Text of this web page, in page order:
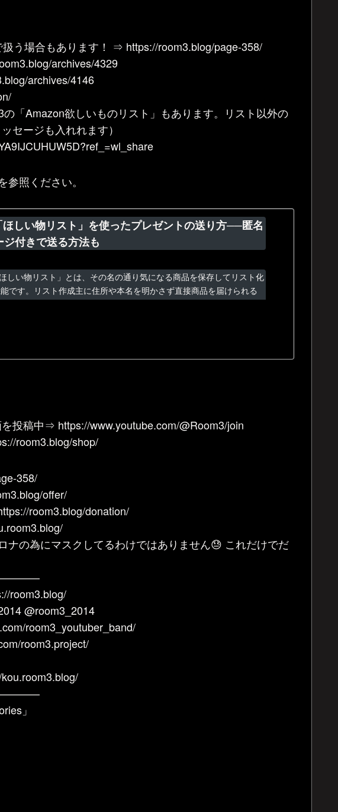
う場合もあります！ ⇒ https://room3.blog/page-358/
archives/4329
archives/4146
「Amazon欲しいものリスト」もあります。リスト以外の
セージも入れれます）
照ください。
しい物リスト」を使ったプレゼントの送り方──匿名
ジ付きで送る方法も
しい物リスト」とは、その名の通り気になる商品を保存してリスト化
です。リスト作成主に住所や本名を明かさず直接商品を届けられる
はもちろん、SNSやオンラインゲーム上でしか接点がない人にもプ
投稿中⇒ https://www.youtube.com/@Room3/join
room3.blog/shop/
358/
offer/
room3.blog/donation/
ナの為にマスクしてるわけではありません😓 これだけでだ
room3.blog/
@room3_2014
room3_youtuber_band/
room3.project/
」